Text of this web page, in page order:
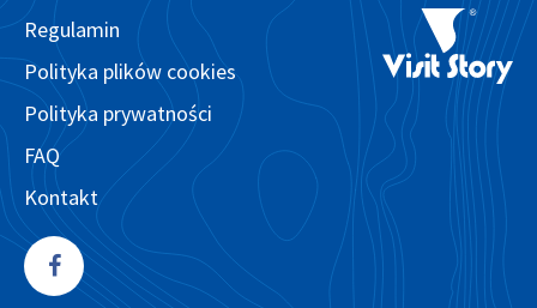
Regulamin
Polityka plików cookies
Polityka prywatności
FAQ
Kontakt